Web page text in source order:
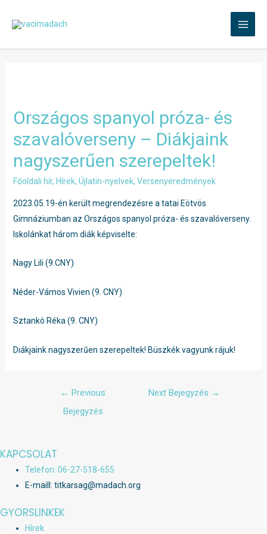
Országos spanyol próza- és
szavalóverseny – Diákjaink
nagyszerűen szerepeltek!
Főoldali hír, Hírek, Újlatin-nyelvek, Versenyeredmények
2023.05.19-én került megrendezésre a tatai Eötvös
Gimnáziumban az Országos spanyol próza- és szavalóverseny.
Iskolánkat három diák képviselte:
Nagy Lili (9.CNY)
Néder-Vámos Vivien (9. CNY)
Sztankó Réka (9. CNY)
Diákjaink nagyszerűen szerepeltek! Büszkék vagyunk rájuk!
← Previous
Bejegyzés
Next Bejegyzés →
KAPCSOLAT
Telefon: 06-27-518-655
E-maill: titkarsag@madach.org
GYORSLINKEK
Hírek